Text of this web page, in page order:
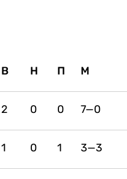
В Н П М
2 0 0 7—0
1 0 1 3—3